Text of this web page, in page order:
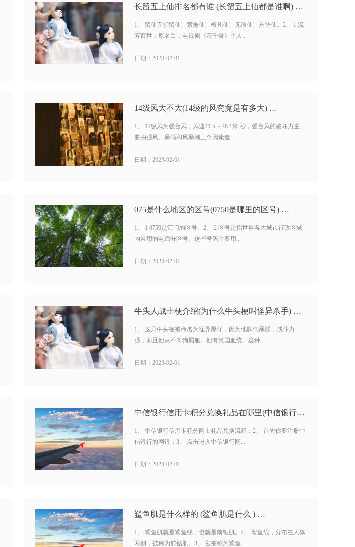
长留五上仙排名都有谁 (长留五上仙都是谁啊) …
1、 留仙五指留仙、紫熏仙、檀凡仙、无瑕仙、东华仙。2、 1 流
芳百世：原名白，电视剧《花千骨》主人...
日期：2023-02-01
14级风大不大(14级的风究竟是有多大) …
1、 14级风为强台风，风速41 5 ~ 46 1米 秒，强台风的破坏力主
要由强风、暴雨和风暴潮三个因素造...
日期：2023-02-01
075是什么地区的区号(0750是哪里的区号) …
1、 1 0750是江门的区号。2、 2 区号是指世界各大城市行政区域
内常用的电话分区号。这些号码主要用...
日期：2023-02-01
牛头人战士梗介绍(为什么牛头梗叫怪异杀手) …
1、 这只牛头梗被命名为怪异黑仔，因为他脾气暴躁，战斗力
强，而且他从不向狗屈服。他有英国血统。这种...
日期：2023-02-01
中信银行信用卡积分兑换礼品在哪里(中信银行信用卡积分兑换）…
1、 中信银行信用卡积分网上礼品兑换流程：2、 首先你要注册中
信银行的网银；3、 点击进入中信银行网...
日期：2023-02-01
鲨鱼肌是什么样的 (鲨鱼肌是什么 ) …
1、 鲨鱼肌就是鲨鱼线，也就是前锯肌。2、 鲨鱼线，分布在人体
两侧，被称为前锯肌。3、 它被称为鲨鱼...